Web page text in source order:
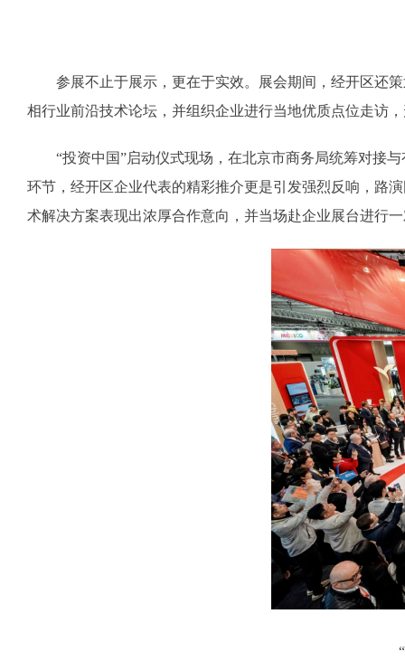
参展不止于展示，更在于实效。展会期间，经开区还策
相行业前沿技术论坛，并组织企业进行当地优质点位走访
“投资中国”启动仪式现场，在北京市商务局统筹对接与
环节，经开区企业代表的精彩推介更是引发强烈反响，路
术解决方案表现出浓厚合作意向，并当场赴企业展台进行